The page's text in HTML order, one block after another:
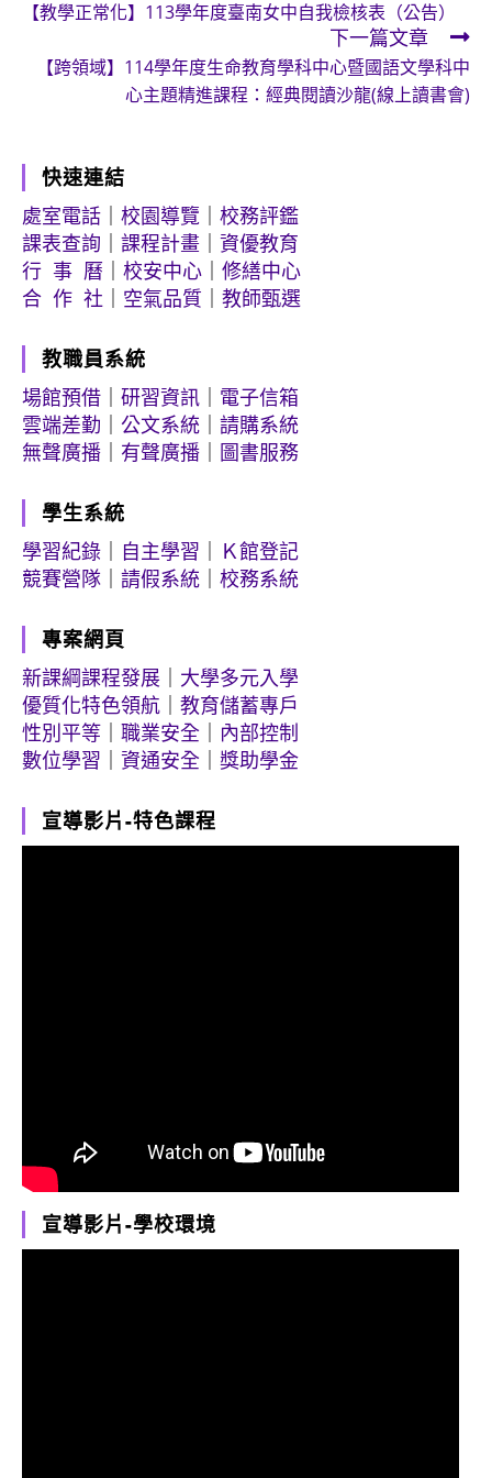
more
articles
【教學正常化】113學年度臺南女中自我檢核表（公告）
下一篇文章
【跨領域】114學年度生命教育學科中心暨國語文學科中
心主題精進課程：經典閱讀沙龍(線上讀書會)
快速連結
處室電話
校園導覽
校務評鑑
課表查詢
課程計畫
資優教育
行 事 曆
校安中心
修繕中心
合 作 社
空氣品質 教師甄選
教職員系統
場館預借
研習資訊
電子信箱
雲端差勤
公文系統
請購系統
無聲廣播
有聲廣播 圖書服務
學生系統
學習紀錄
自主學習
Ｋ館登記
競賽營隊
請假系統 校務系統
專案網頁
新課綱課程發展
大學多元入學
優質化特色領航
教育儲蓄專戶
性別平等
職業安全
內部控制
數位學習
資通安全 獎助學金
宣導影片-特色課程
宣導影片-學校環境